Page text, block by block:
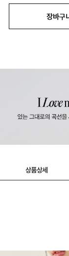
장바구
상품상세